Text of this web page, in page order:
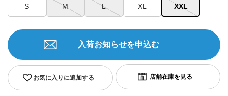
S M L XL XXL
お気に入りに追加する
入荷お知らせを申込む